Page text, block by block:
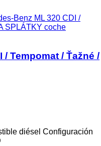
Benz ML 320 CDI /
SPLÁTKY coche
/ Tempomat / Ťažné /
diésel Configuración